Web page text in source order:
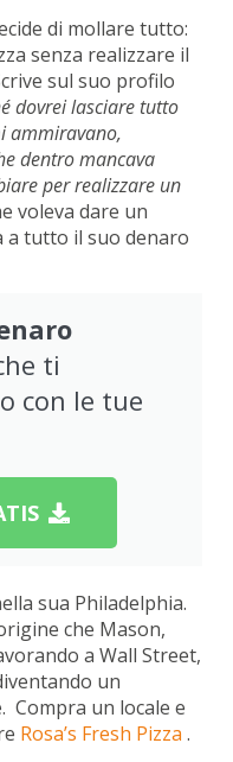
di mollare tutto:
senza realizzare il
sul suo profilo
dovrei lasciare tutto
ammiravano,
dentro mancava
per realizzare un
voleva dare un
a tutto il suo denaro
ti
con le tue
sua Philadelphia.
che Mason,
a Wall Street,
un
Compra un locale e
Rosa’s Fresh Pizza .